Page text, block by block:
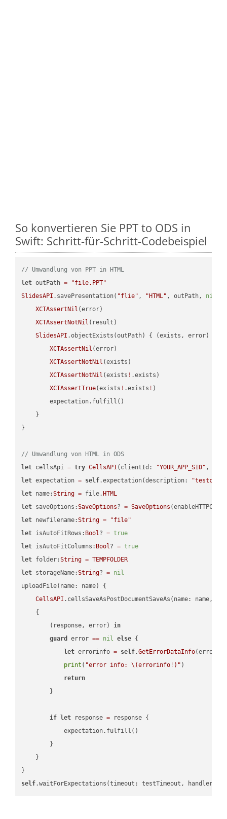
So konvertieren Sie PPT to ODS in
Swift: Schritt-für-Schritt-Codebeispiel
// Umwandlung von PPT in HTML
let outPath =
"file.PPT"
SlidesAPI .savePresentation( "flie" , "HTML" , outPath, nil
XCTAssertNil (error)
XCTAssertNotNil (result)
SlidesAPI .objectExists(outPath) { (exists, error) ->
XCTAssertNil (error)
XCTAssertNotNil (exists)
XCTAssertNotNil (exists ! .exists)
XCTAssertTrue(exists ! .exists ! )
        expectation.fulfill()
    }
}
// Umwandlung von HTML in ODS
let cellsApi = try CellsAPI (clientId: "YOUR_APP_SID" ,
let expectation = self.expectation(description:
let name:String = file. HTML
let saveOptions:SaveOptions? = SaveOptions
let newfilename:String =
"file"
let isAutoFitRows: Bool? = true
let isAutoFitColumns: Bool? = true
let folder:String = TEMPFOLDER
let storageName:String? = nil
uploadFile(name: name) {
CellsAPI .cellsSaveAsPostDocumentSaveAs(name:
    {
        (response, error)
in
guard
error == nil else {
let errorinfo = self.GetErrorDataInfo(error:
print ( "error info: \(errorinfo ! ) " )
return
        }
if let response = response {
            expectation.fulfill()
        }
    }
self.waitForExpectations(timeout: testTimeout, handler: